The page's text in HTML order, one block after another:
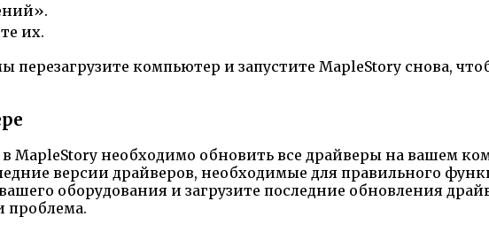
их.
компьютер и запустите MapleStory снова,
необходимо обновить все драйверы на вашем
версии драйверов, необходимые для правильного
оборудования и загрузите последние обновления
проблема.